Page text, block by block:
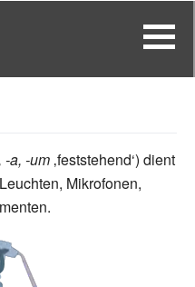
-a, -um ‚feststehend‘) dient
Mikrofonen,